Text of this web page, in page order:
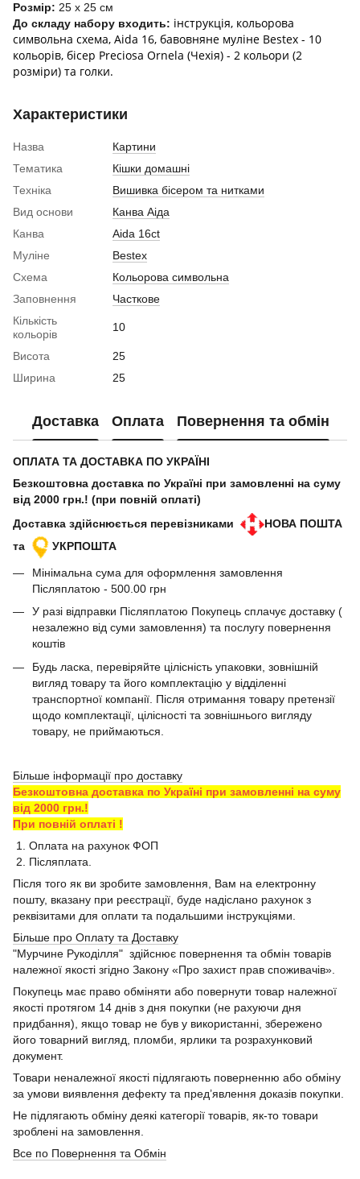
Розмір: 25 x 25 см
До складу набору входить: інструкція, кольорова
символьна схема, Aida 16, бавовняне муліне Bestex - 10
кольорів, бісер Preciosa Ornela (Чехія) - 2 кольори (2
розміри) та голки.
Характеристики
Назва
Картини
Тематика
Кішки домашні
Техніка
Вишивка бісером та нитками
Вид основи
Канва Аіда
Канва
Aida 16ct
Муліне
Bestex
Схема
Кольорова символьна
Заповнення
Часткове
Кількість
кольорів
10
Висота
25
Ширина
25
Доставка Оплата Повернення та обмін
ОПЛАТА ТА ДОСТАВКА ПО УКРАЇНІ
Безкоштовна доставка по Україні при замовленні на суму
від 2000 грн.! (при повній оплаті)
Доставка здійснюється перевізниками
НОВА ПОШТА
та
УКРПОШТА
Мінімальна сума для оформлення замовлення
Післяплатою - 500.00 грн
У разі відправки Післяплатою Покупець сплачує доставку (
незалежно від суми замовлення) та послугу повернення
коштів
Будь ласка, перевіряйте цілісність упаковки, зовнішній
вигляд товару та його комплектацію у відділенні
транспортної компанії. Після отримання товару претензії
щодо комплектації, цілісності та зовнішнього вигляду
товару, не приймаються.
Більше інформації про доставку
Безкоштовна доставка по Україні при замовленні на суму
від 2000 грн.!
При повній оплаті !
1. Оплата на рахунок ФОП
2. Післяплата.
Після того як ви зробите замовлення, Вам на електронну
пошту, вказану при реєстрації, буде надіслано рахунок з
реквізитами для оплати та подальшими інструкціями.
Більше про Оплату та Доставку
"Мурчине Рукоділля" здійснює повернення та обмін товарів
належної якості згідно Закону «Про захист прав споживачів».
Покупець має право обміняти або повернути товар належної
якості протягом 14 днів з дня покупки (не рахуючи дня
придбання), якщо товар не був у використанні, збережено
його товарний вигляд, пломби, ярлики та розрахунковий
документ.
Товари неналежної якості підлягають поверненню або обміну
за умови виявлення дефекту та пред’явлення доказів покупки.
Не підлягають обміну деякі категорії товарів, як-то товари
зроблені на замовлення.
Все по Повернення та Обмін